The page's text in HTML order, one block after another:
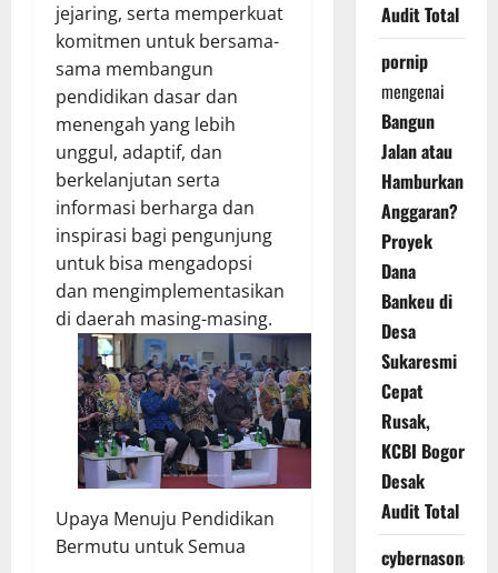
jejaring, serta memperkuat
komitmen untuk bersama-
sama membangun
pendidikan dasar dan
menengah yang lebih
unggul, adaptif, dan
berkelanjutan serta
informasi berharga dan
inspirasi bagi pengunjung
untuk bisa mengadopsi
dan mengimplementasikan
di daerah masing-masing.
Upaya Menuju Pendidikan
Bermutu untuk Semua
Audit Total
pornip
mengenai
Bangun
Jalan atau
Hamburkan
Anggaran?
Proyek
Dana
Bankeu di
Desa
Sukaresmi
Cepat
Rusak,
KCBI Bogor
Desak
Audit Total
cybernasonal